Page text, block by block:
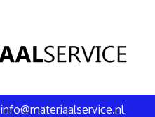
info@materiaalservice.nl